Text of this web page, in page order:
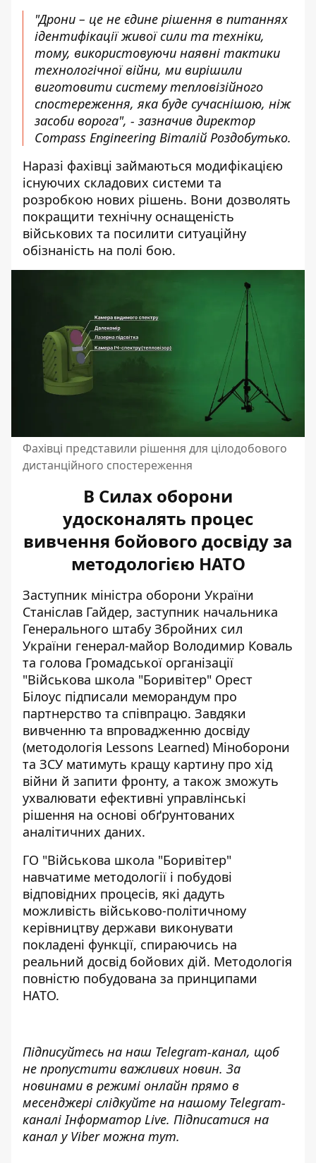
"Дрони – це не єдине рішення в питаннях
ідентифікації живої сили та техніки,
тому, використовуючи наявні тактики
технологічної війни, ми вирішили
виготовити систему тепловізійного
спостереження, яка буде сучаснішою, ніж
засоби ворога", - зазначив директор
Compass Engineering Віталій Роздобутько.
Наразі фахівці займаються модифікацією
існуючих складових системи та
розробкою нових рішень. Вони дозволять
покращити технічну оснащеність
військових та посилити ситуаційну
обізнаність на полі бою.
Фахівці представили рішення для цілодобового
дистанційного спостереження
В Силах оборони
удосконалять процес
вивчення бойового досвіду за
методологією НАТО
Заступник міністра оборони України
Станіслав Гайдер, заступник начальника
Генерального штабу Збройних сил
України генерал-майор Володимир Коваль
та голова Громадської організації
"Військова школа "Боривітер" Орест
Білоус підписали меморандум про
партнерство та співпрацю. Завдяки
вивченню та впровадженню досвіду
(методологія Lessons Learned) Міноборони
та ЗСУ матимуть кращу картину про хід
війни й запити фронту, а також зможуть
ухвалювати ефективні управлінські
рішення на основі обґрунтованих
аналітичних даних.
ГО "Військова школа "Боривітер"
навчатиме методології і побудові
відповідних процесів, які дадуть
можливість військово-політичному
керівництву держави виконувати
покладені функції, спираючись на
реальний досвід бойових дій. Методологія
повністю побудована за принципами
НАТО.
Підписуйтесь на наш Telegram-канал, щоб
не пропустити важливих новин. За
новинами в режимі онлайн прямо в
месенджері слідкуйте на нашому Telegram-
каналіІнформатор Live. Підписатися на
канал у Viber можна тут.